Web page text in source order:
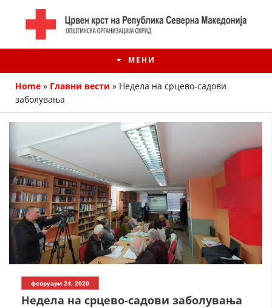
МЕНИ
ИСТОРИЈАТ НА ЦКРМ
ИСТОРИЈАТ НА ДВИЖЕЊЕТО
СТРУКТУРА НА ОРГАНИЗАЦИЈАТА
КОНТАКТ ИНФОРМАЦИИ
Home » Главни вести » Недела на срцево-садови
заболувања
февруари 24, 2020
Недела на срцево-садови заболувања